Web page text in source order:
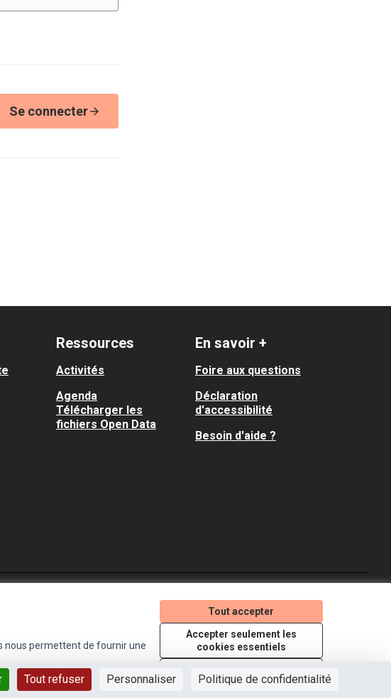
Tout refuser Personnaliser Politique de confidentialité
nous permettent de fournir une
Tout accepter
Accepter seulement les
cookies essentiels
Se connecter
Ressources
Activités
Agenda
Télécharger les
fichiers Open Data
En savoir +
Foire aux questions
Déclaration
d'accessibilité
Besoin d'aide ?
(Lien externe)
(Lien externe)
(Lien externe)
Licence Creative
(Lien externe)